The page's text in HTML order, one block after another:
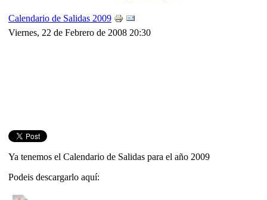
Calendario de Salidas 2009
Viernes, 22 de Febrero de 2008 20:30
Ya tenemos el Calendario de Salidas para el año 2009
Podeis descargarlo aquí: